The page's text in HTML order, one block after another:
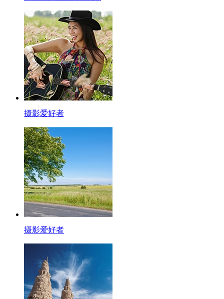
摄影爱好者
摄影爱好者